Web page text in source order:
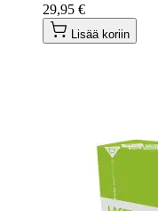
29,95 €
Lisää koriin